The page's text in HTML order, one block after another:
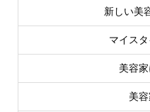
新しい美
マイス
美容
美